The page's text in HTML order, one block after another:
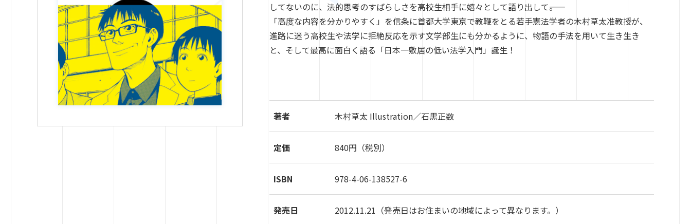
してないのに、法的思考のすばらしさを高校生相手に嬉々として語り出して――。
「高度な内容を分かりやすく」を信条に首都大学東京で教鞭をとる若手憲法学者の木村草太准教授が、
進路に迷う高校生や法学に拒絶反応を示す文学部生にも分かるように、物語の手法を用いて生き生き
と、そして最高に面白く語る「日本一敷居の低い法学入門」誕生！
著者 木村草太 Illustration／石黒正数
定価 840円（税別）
ISBN 978-4-06-138527-6
発売日 2012.11.21 （発売日はお住まいの地域によって異なります。）